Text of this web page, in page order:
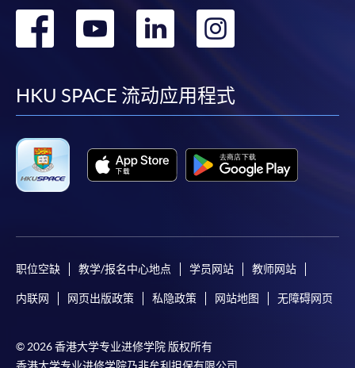
转
facebook
转
youtube
转
linkedin
转
HKU SPACE 流动应用程式
职位空缺 教学/报名中心地点 学员网站 教师网站
内联网 网页出版政策 私隐政策 网站地图 无障碍网页
© 2026 香港大学专业进修学院 版权所有